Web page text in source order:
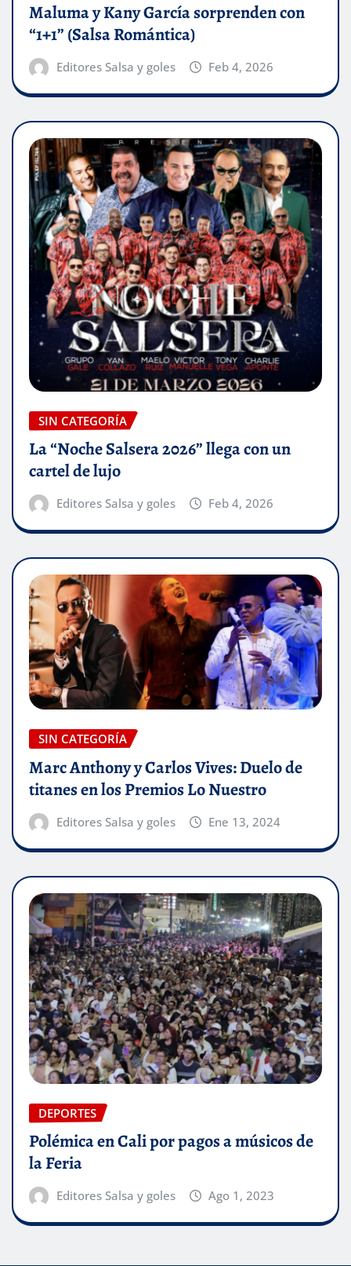
Maluma y Kany García sorprenden con
“1+1” (Salsa Romántica)
Editores Salsa y goles Feb 4, 2026
SIN CATEGORÍA
La “Noche Salsera 2026” llega con un
cartel de lujo
Editores Salsa y goles Feb 4, 2026
SIN CATEGORÍA
Marc Anthony y Carlos Vives: Duelo de
titanes en los Premios Lo Nuestro
Editores Salsa y goles Ene 13, 2024
DEPORTES
Polémica en Cali por pagos a músicos de
la Feria
Editores Salsa y goles Ago 1, 2023